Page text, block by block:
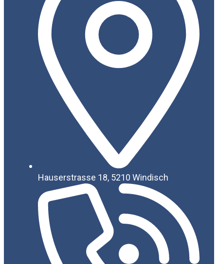
Hauserstrasse 18, 5210 Windisch